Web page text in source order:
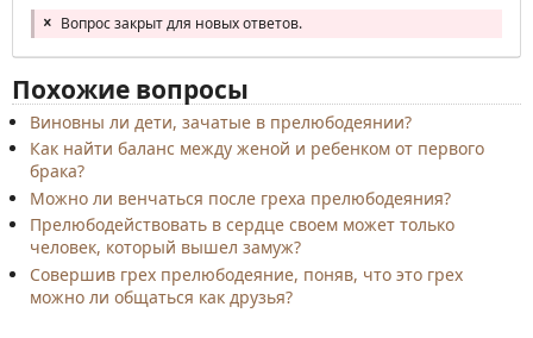
Вопрос закрыт для новых ответов.
Похожие вопросы
Виновны ли дети, зачатые в прелюбодеянии?
Как найти баланс между женой и ребенком от первого
брака?
Можно ли венчаться после греха прелюбодеяния?
Прелюбодействовать в сердце своем может только
человек, который вышел замуж?
Совершив грех прелюбодеяние, поняв, что это грех
можно ли общаться как друзья?